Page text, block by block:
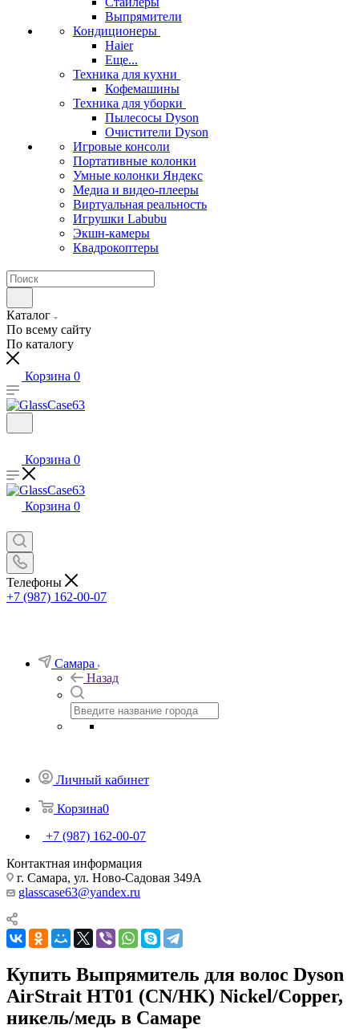
Выпрямители
Кондиционеры
Haier
Еще...
Техника для кухни
Кофемашины
Техника для уборки
Пылесосы Dyson
Очистители Dyson
Игровые консоли
Портативные колонки
Умные колонки Яндекс
Медиа и видео-плееры
Виртуальная реальность
Игрушки Labubu
Экшн-камеры
Квадрокоптеры
Каталог
По всему сайту
По каталогу
Корзина 0
Корзина 0
Корзина 0
Телефоны
+7 (987) 162-00-07
Самара
Назад
Личный кабинет
Корзина0
+7 (987) 162-00-07
Контактная информация
г. Самара, ул. Ново-Садовая 349А
glasscase63@yandex.ru
Купить Выпрямитель для волос Dyson
AirStrait HT01 (CN/HK) Nickel/Copper,
никель/медь в Самаре